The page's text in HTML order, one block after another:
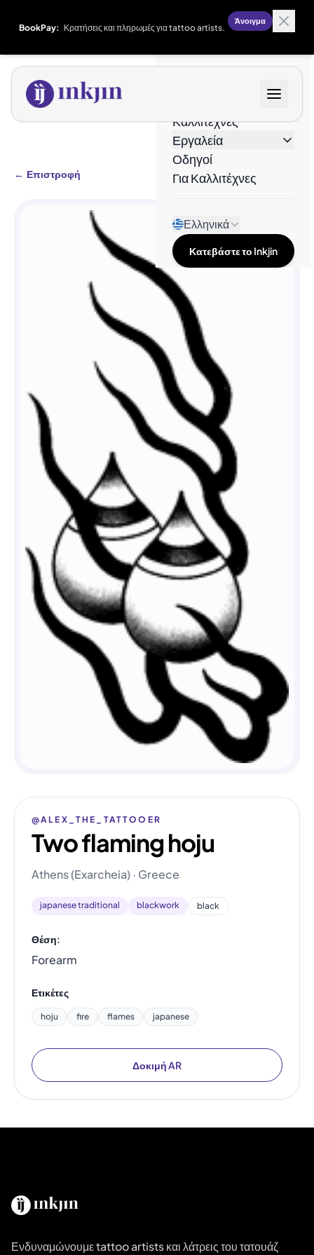
BookPay: Κρατήσεις και πληρωμές για tattoo artists.
Άνοιγμα
Καλλιτέχνες
Εργαλεία
Οδηγοί
Για Καλλιτέχνες
Ελληνικά
Κατεβάστε το Inkjin
← Επιστροφή
@ALEX_THE_TATTOOER
Two flaming hoju
Athens (Exarcheia) · Greece
japanese traditional blackwork black
Θέση:
Forearm
Ετικέτες
hoju fire flames japanese
Δοκιμή AR
Ενδυναμώνουμε tattoo artists και λάτρεις του τατουάζ